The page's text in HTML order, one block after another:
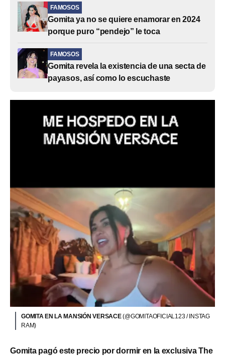
FAMOSOS
Gomita ya no se quiere enamorar en 2024
porque puro “pendejo” le toca
FAMOSOS
Gomita revela la existencia de una secta de
payasos, así como lo escuchaste
GOMITA EN LA MANSIÓN VERSACE(@GOMITAOFICIAL123 / INSTAG
RAM)
Gomita pagó este precio por dormir en la exclusiva The